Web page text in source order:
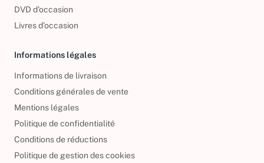
DVD d'occasion
Livres d’occasion
Informations légales
Informations de livraison
Conditions générales de vente
Mentions légales
Politique de confidentialité
Conditions de réductions
Politique de gestion des cookies